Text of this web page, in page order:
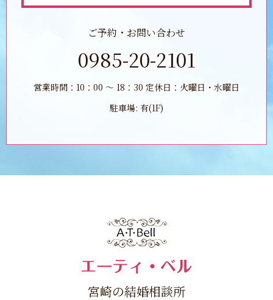
ご予約・お問い合わせ
0985-20-2101
営業時間：10：00 ～ 18：30 定休日：火曜日・水曜日
駐車場: 有(1F)
宮崎の結婚相談所